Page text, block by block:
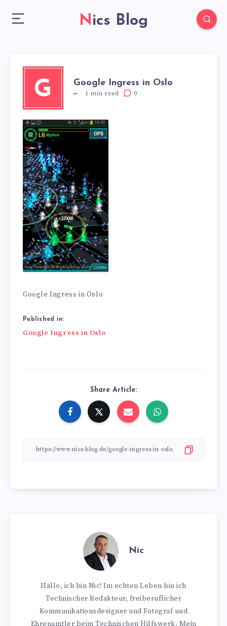
Nics Blog
G Google Ingress in Oslo
1 min read 0
Google Ingress in Oslo
Published in:
Beitragsnavigation
Google Ingress in Oslo
Share Article:
Nic
Hallo, ich bin Nic! Im echten Leben bin ich
Technischer Redakteur, freiberuflicher
Kommunikationsdesigner und Fotograf und
Ehrenamtler beim Technischen Hilfswerk. Mein